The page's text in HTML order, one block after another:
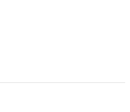
je 5 z 5 hvězdiček.